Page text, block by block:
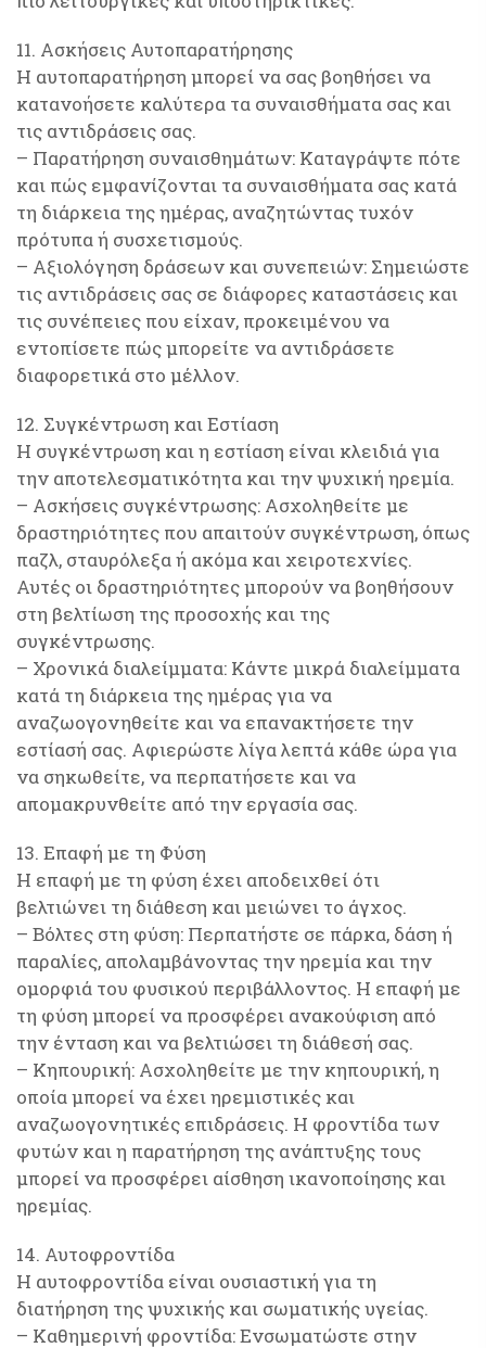
11. Ασκήσεις Αυτοπαρατήρησης
Η αυτοπαρατήρηση μπορεί να σας βοηθήσει να
κατανοήσετε καλύτερα τα συναισθήματα σας και
τις αντιδράσεις σας.
– Παρατήρηση συναισθημάτων: Καταγράψτε πότε
και πώς εμφανίζονται τα συναισθήματα σας κατά
τη διάρκεια της ημέρας, αναζητώντας τυχόν
πρότυπα ή συσχετισμούς.
– Αξιολόγηση δράσεων και συνεπειών: Σημειώστε
τις αντιδράσεις σας σε διάφορες καταστάσεις και
τις συνέπειες που είχαν, προκειμένου να
εντοπίσετε πώς μπορείτε να αντιδράσετε
διαφορετικά στο μέλλον.
12. Συγκέντρωση και Εστίαση
Η συγκέντρωση και η εστίαση είναι κλειδιά για
την αποτελεσματικότητα και την ψυχική ηρεμία.
– Ασκήσεις συγκέντρωσης: Ασχοληθείτε με
δραστηριότητες που απαιτούν συγκέντρωση, όπως
παζλ, σταυρόλεξα ή ακόμα και χειροτεχνίες.
Αυτές οι δραστηριότητες μπορούν να βοηθήσουν
στη βελτίωση της προσοχής και της
συγκέντρωσης.
– Χρονικά διαλείμματα: Κάντε μικρά διαλείμματα
κατά τη διάρκεια της ημέρας για να
αναζωογονηθείτε και να επανακτήσετε την
εστίασή σας. Αφιερώστε λίγα λεπτά κάθε ώρα για
να σηκωθείτε, να περπατήσετε και να
απομακρυνθείτε από την εργασία σας.
13. Επαφή με τη Φύση
Η επαφή με τη φύση έχει αποδειχθεί ότι
βελτιώνει τη διάθεση και μειώνει το άγχος.
– Βόλτες στη φύση: Περπατήστε σε πάρκα, δάση ή
παραλίες, απολαμβάνοντας την ηρεμία και την
ομορφιά του φυσικού περιβάλλοντος. Η επαφή με
τη φύση μπορεί να προσφέρει ανακούφιση από
την ένταση και να βελτιώσει τη διάθεσή σας.
– Κηπουρική: Ασχοληθείτε με την κηπουρική, η
οποία μπορεί να έχει ηρεμιστικές και
αναζωογονητικές επιδράσεις. Η φροντίδα των
φυτών και η παρατήρηση της ανάπτυξης τους
μπορεί να προσφέρει αίσθηση ικανοποίησης και
ηρεμίας.
14. Αυτοφροντίδα
Η αυτοφροντίδα είναι ουσιαστική για τη
διατήρηση της ψυχικής και σωματικής υγείας.
– Καθημερινή φροντίδα: Ενσωματώστε στην